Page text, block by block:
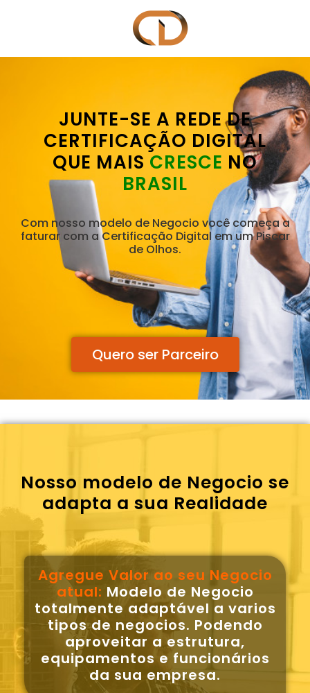
JUNTE-SE A REDE DE
CERTIFICAÇÃO DIGITAL
QUE MAIS CRESCE NO
BRASIL
Com nosso modelo de Negocio você começa a
faturar com a Certificação Digital em um Piscar
de Olhos.
Quero ser Parceiro
Nosso modelo de Negocio se
adapta a sua Realidade
Agregue Valor ao seu Negocio
atual: Modelo de Negocio
totalmente adaptável a varios
tipos de negocios. Podendo
aproveitar a estrutura,
equipamentos e funcionários
da sua empresa.